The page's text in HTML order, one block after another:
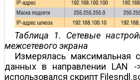
Таблица 1. Сетевые
межсетевого экрана
Измерялась максимальная
данных в направлении LAN -
использовался скрипт